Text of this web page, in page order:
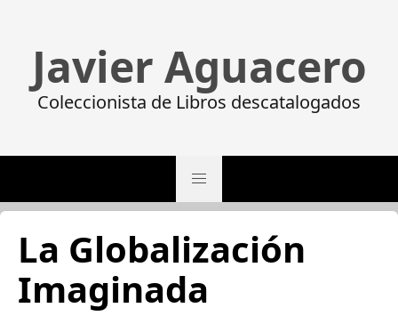
Javier Aguacero
Coleccionista de Libros descatalogados
La Globalización
Imaginada